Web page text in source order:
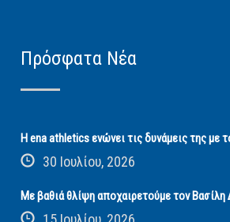
Πρόσφατα Νέα
Η ena athletics ενώνει τις δυνάμεις της
30 Ιουλίου, 2026
Με βαθιά θλίψη αποχαιρετούμε τον